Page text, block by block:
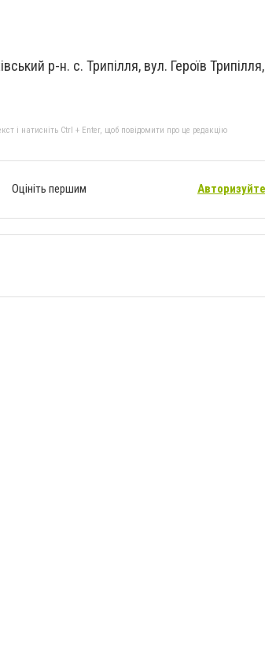
р-н. с. Трипілля, вул. Героїв
і натисніть Ctrl + Enter, щоб повідомити про це редакцію
Оцініть першим